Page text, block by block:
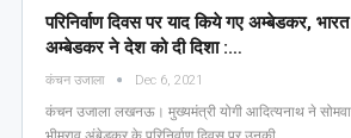
परिनिर्वाण दिवस पर याद किये गए अम्बेडकर,
अम्बेडकर ने देश को दी दिशा :…
कंचन उजाला Dec 6, 2021
कंचन उजाला लखनऊ। मुख्यमंत्री योगी आदित्यनाथ ने